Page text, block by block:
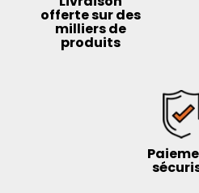
offerte sur des
milliers de
produits